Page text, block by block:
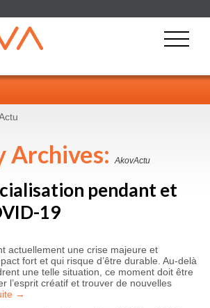
Archives: AkovActu
pendant et
19
actuellement une crise majeure et
fort et qui risque d’être durable. Au-delà
une telle situation, ce moment doit être
l’esprit créatif et trouver de nouvelles
→